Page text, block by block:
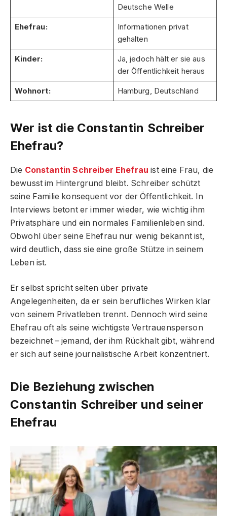
Deutsche Welle
Ehefrau:
Informationen privat
gehalten
Kinder:
Ja, jedoch hält er sie aus
der Öffentlichkeit heraus
Wohnort: Hamburg, Deutschland
Wer ist die Constantin Schreiber
Ehefrau?
Die Constantin Schreiber Ehefrau ist eine Frau, die
bewusst im Hintergrund bleibt. Schreiber schützt
seine Familie konsequent vor der Öffentlichkeit. In
Interviews betont er immer wieder, wie wichtig ihm
Privatsphäre und ein normales Familienleben sind.
Obwohl über seine Ehefrau nur wenig bekannt ist,
wird deutlich, dass sie eine große Stütze in seinem
Leben ist.
Er selbst spricht selten über private
Angelegenheiten, da er sein berufliches Wirken klar
von seinem Privatleben trennt. Dennoch wird seine
Ehefrau oft als seine wichtigste Vertrauensperson
bezeichnet – jemand, der ihm Rückhalt gibt, während
er sich auf seine journalistische Arbeit konzentriert.
Die Beziehung zwischen
Constantin Schreiber und seiner
Ehefrau